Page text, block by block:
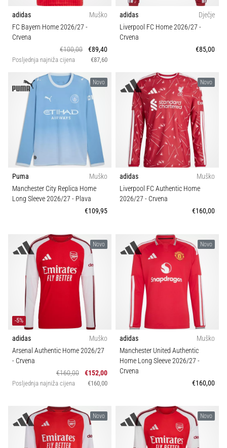
Prikaži
sve
adidas
Muško
FC Bayern Home 2026/27 -
Crvena
€100,00
€89,40
Posljednja najniža cijena €87,60
adidas
Dječje
Liverpool FC Home 2026/27 -
Crvena
€85,00
Novo
Puma
Muško
Manchester City Replica Home
Long Sleeve 2026/27 - Plava
€109,95
Novo
adidas
Muško
Liverpool FC Authentic Home
2026/27 - Crvena
€160,00
Novo
-5%
adidas
Muško
Arsenal Authentic Home 2026/27
- Crvena
€160,00
€152,00
Posljednja najniža cijena €160,00
Novo
adidas
Muško
Manchester United Authentic
Home Long Sleeve 2026/27 -
Crvena
€160,00
Novo Novo